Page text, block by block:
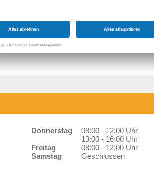
Küchenmaschinen
Donnerstag
08:00 - 12:00 Uhr
13:00 - 16:00 Uhr
Freitag
08:00 - 12:00 Uhr
Samstag
Geschlossen